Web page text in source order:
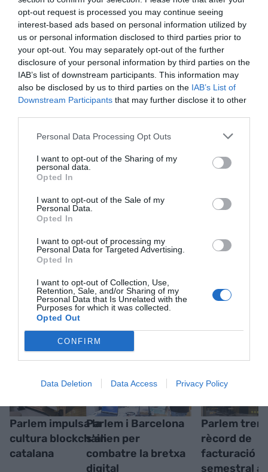
opt-out request is processed you may continue seeing
interest-based ads based on personal information utilized by
us or personal information disclosed to third parties prior to
your opt-out. You may separately opt-out of the further
disclosure of your personal information by third parties on the
IAB’s list of downstream participants. This information may
also be disclosed by us to third parties on the IAB’s List of
Downstream Participants that may further disclose it to other
Personal Data Processing Opt Outs
I want to opt-out of the Sharing of my
personal data.
Opted In
I want to opt-out of the Sale of my
Personal Data.
Opted In
I want to opt-out of processing my
Personal Data for Targeted Advertising.
Opted In
I want to opt-out of Collection, Use,
Retention, Sale, and/or Sharing of my
Personal Data that Is Unrelated with the
Purposes for which it was collected.
Opted Out
CONFIRM
Data Deletion Data Access Privacy Policy
Puigneró;ErnestPérez-
Mas, CEO de Parlem Telecom; Aniol Brossa,
d'Inveready;CarlosGrau, CEO de MWCapital;
MònicaRoca, presidenta de Cambra de
Barcelona; iJordiManelMartín, director gerent
de la Fundació i2CAT.
AfegirVIA Empresacom a font preferida de
Estigues informat amb les últimes notícies d'actualitat
ACTIVAR ARA
RELACIONADES
Parlem impulsa la
cultura blockchain
catalana
Parlem i Barcelona
s'alien per
combatre la bretxa
digital
Parlem
rècord de
facturació
semestral